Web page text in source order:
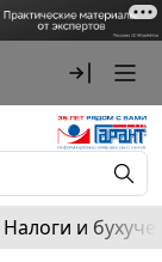
Налоги и